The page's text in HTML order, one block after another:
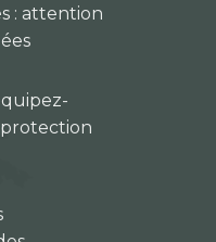
: attention